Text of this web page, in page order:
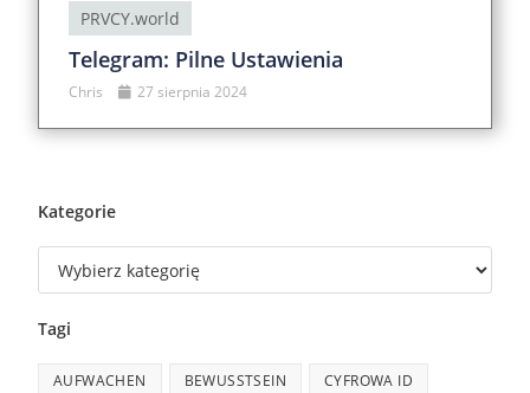
PRVCY.world
Telegram: Pilne Ustawienia
Chris 27 sierpnia 2024
Kategorie
Tagi
AUFWACHEN BEWUSSTSEIN CYFROWA ID